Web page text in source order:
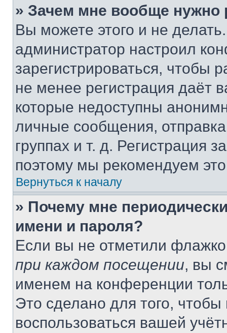
» Зачем мне вообще нужно
Вы можете этого и не
администратор настроил
зарегистрироваться, чтобы
не менее регистрация даёт
которые недоступны
личные сообщения,
группах и т. д. Регистрация
поэтому мы рекомендуем
Вернуться к началу
» Почему мне
имени и пароля?
Если вы не отметили
при каждом посещении, вы
именем на конференции
Это сделано для того, чтобы
воспользоваться вашей